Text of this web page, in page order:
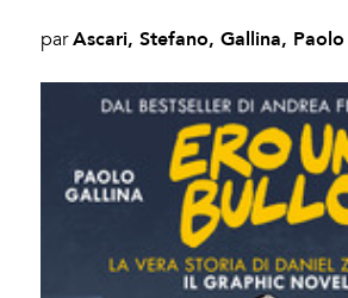
parAscari, Stefano, Gallina, Paolo